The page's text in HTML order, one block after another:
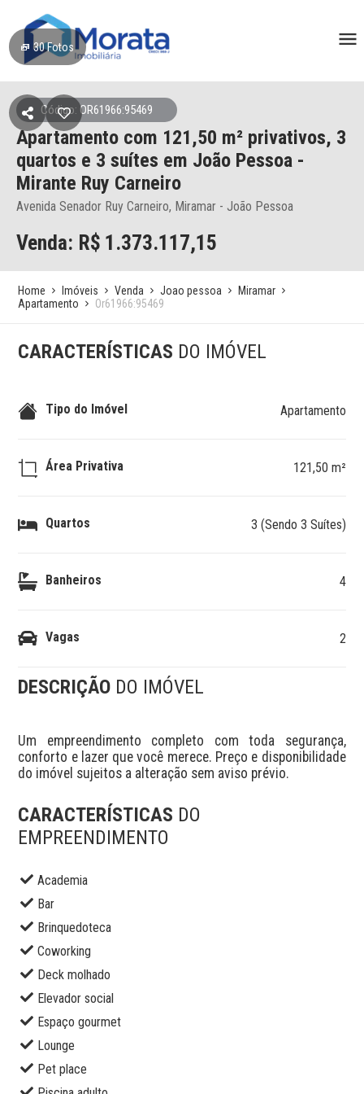
30Fotos
Código: OR61966:95469
Apartamento com 121,50 m² privativos, 3
quartos e 3 suítes em João Pessoa -
Mirante Ruy Carneiro
Avenida Senador Ruy Carneiro, Miramar - João Pessoa
Venda: R$ 1.373.117,15
Home Imóveis Venda Joao pessoa
Miramar
Apartamento
Or61966:95469
CARACTERÍSTICAS DO IMÓVEL
Tipo do Imóvel Apartamento
Área Privativa 121,50 m²
Quartos 3 (Sendo 3 Suítes)
Banheiros 4
Vagas 2
DESCRIÇÃO DO IMÓVEL
Um empreendimento completo com toda segurança,
conforto e lazer que você merece. Preço e disponibilidade
do imóvel sujeitos a alteração sem aviso prévio.
CARACTERÍSTICAS DO
EMPREENDIMENTO
Academia
Bar
Brinquedoteca
Coworking
Deck molhado
Elevador social
Espaço gourmet
Lounge
Pet place